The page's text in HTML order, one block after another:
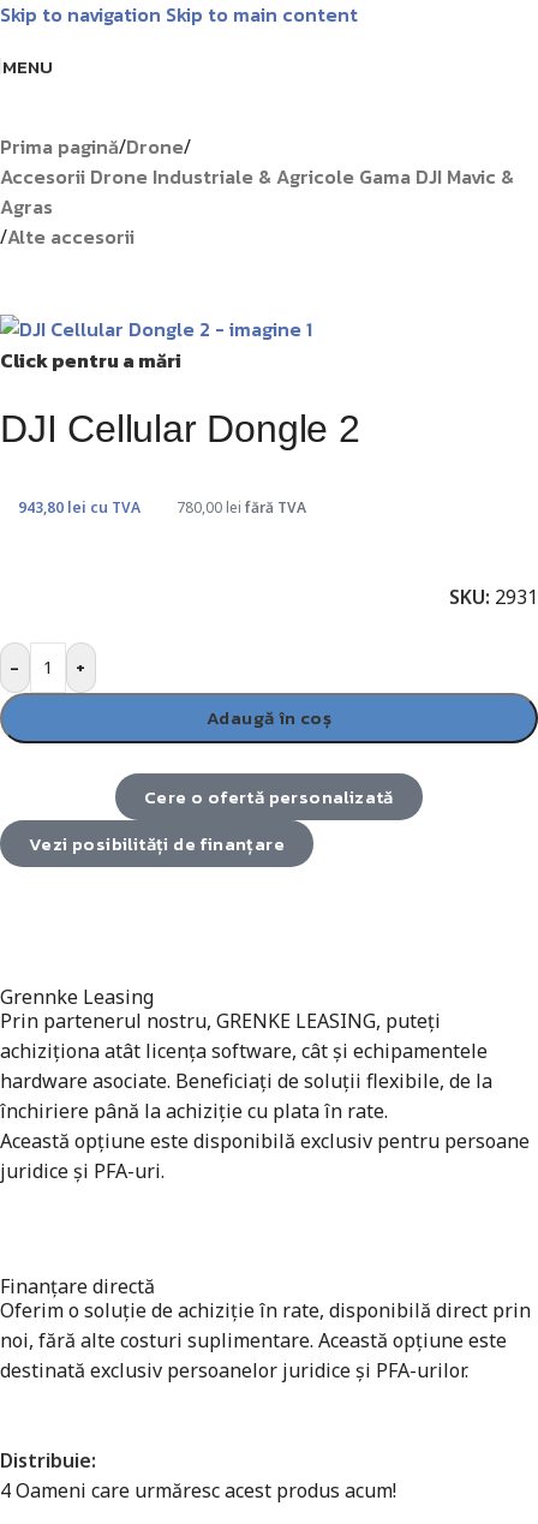
Skip to navigation Skip to main content
MENU
Prima pagină/Drone/
Accesorii Drone Industriale & Agricole Gama DJI Mavic &
Agras
/Alte accesorii
Click pentru a mări
DJI Cellular Dongle 2
780,00 lei fără TVA
943,80 lei cu TVA
SKU: 2931
-
+
Adaugă în coș
Cere o ofertă personalizată
Vezi posibilități de finanțare
Grennke Leasing
Prin partenerul nostru, GRENKE LEASING, puteți
achiziționa atât licența software, cât și echipamentele
hardware asociate. Beneficiați de soluții flexibile, de la
închiriere până la achiziție cu plata în rate.
Această opțiune este disponibilă exclusiv pentru persoane
juridice și PFA-uri.
Finanțare directă
Oferim o soluție de achiziție în rate, disponibilă direct prin
noi, fără alte costuri suplimentare. Această opțiune este
destinată exclusiv persoanelor juridice și PFA-urilor.
Distribuie:
4Oameni care urmăresc acest produs acum!